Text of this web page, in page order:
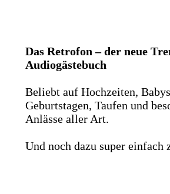
Das Retrofon – der neue
Audiogästebuch
Beliebt auf Hochzeiten,
Geburtstagen, Taufen und
Anlässe aller Art.
Und noch dazu super einfach